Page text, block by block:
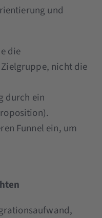
und
die
nicht die
durch ein
Funnel ein, um